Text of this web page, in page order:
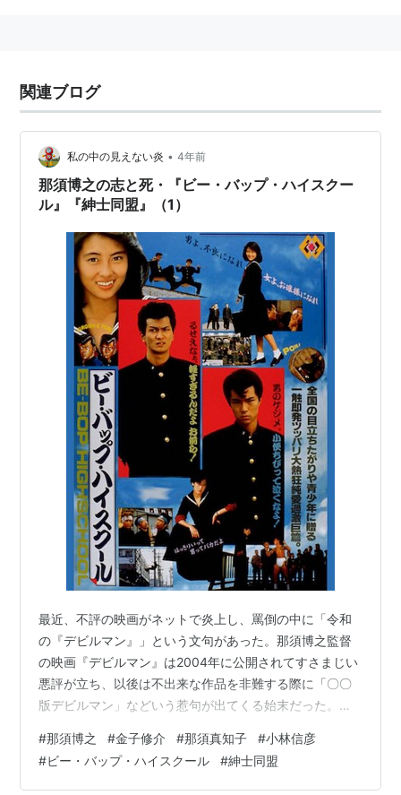
1980.08.02 赤い通り雨 にっかつ
1981.05.15 女教師のめざめ にっかつ
1982.04.17 オン・ザ・ロード ジョイパックフィル
ム＝ムービー・ブラザー...
1984.06.09 月の夜 星の朝 大映
1984.08.10 双子座の女 にっかつ
1984.12.22 刺青 ＩＲＥＺＵＭＩ にっかつ
1985.09.14 早春物語 角川春樹事務所
1985.12.14 ビーパップ・ハイスクール セントラルア
1986.08.09 ビーパップ・ハイスクール 高校与太郎
哀歌 東映東京
1986.10.10 化身 東映東京
1987.03.21 ビーパップ・ハイスクール 高校与太郎行
進曲 東映東京
1987.07.04 新宿純愛物語 東映＝セントラル・アー
ツ＝東映クラッシク...
1987.11.14 別れぬ理由 東映東京
騒曲 東映東京
1988.08.06 ビーパップ・ハイスクール 高校与太郎
音頭 東映＝セントラル・アーツ
1988.12.17 ビーパップ・ハイスクール 高校与太郎完
1989.05.13 桜の樹の下で 東映東京
関連ブログ
私の中の見えない炎 • 4年前
那須博之の志と死・『ビー・バップ・ハイスクー
ル』『紳士同盟』（1）
最近、不評の映画がネットで炎上し、罵倒の中に「令和
の『デビルマン』」という文句があった。那須博之監督
の映画『デビルマン』は2004年に公開されてすさまじい
悪評が立ち、以後は不出来な作品を非難する際に「〇〇
版デビルマン」などいう惹句が出てくる始末だった。筆
つに過ぎないのだけれども、ある悲哀を感じなくもな
い。
#那須博之 #金子修介 #那須真知子 #小林信彦
#ビー・バップ・ハイスクール #紳士同盟